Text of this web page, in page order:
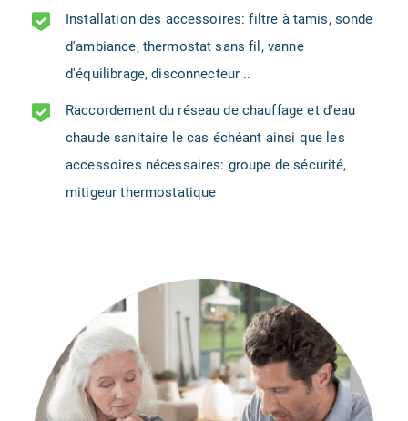
Installation des accessoires: filtre à tamis, sonde
d'ambiance, thermostat sans fil, vanne
d'équilibrage, disconnecteur ..
Raccordement du réseau de chauffage et d'eau
chaude sanitaire le cas échéant ainsi que les
accessoires nécessaires: groupe de sécurité,
mitigeur thermostatique